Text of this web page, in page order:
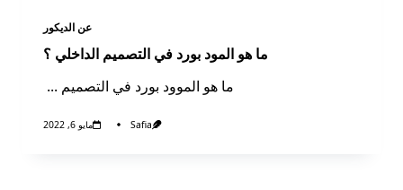
عن الديكور​
ما هو المود بورد في التصميم الداخلي ؟
ما هو الموود بورد في التصميم ...
Safia مايو 6, 2022